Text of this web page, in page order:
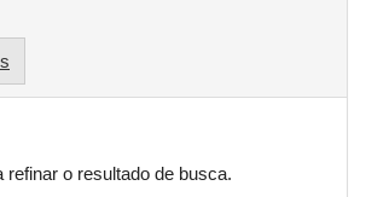
refinar o resultado de busca.